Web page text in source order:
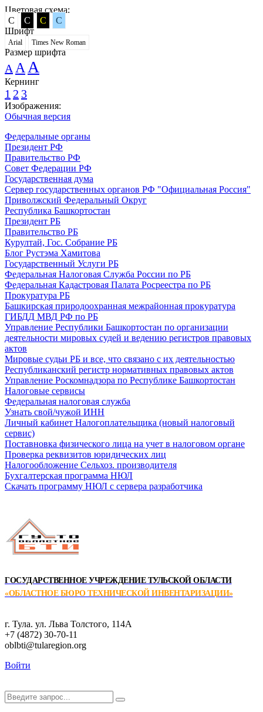
Цветовая схема:
C
C C
C
Шрифт
Arial Times New Roman
Размер шрифта
A A A
Кернинг
1 2 3
Изображения:
Обычная версия
Федеральные органы
Президент РФ
Правительство РФ
Совет Федерации РФ
Государственная дума
Сервер государственных органов РФ "Официальная Россия"
Приволжский Федеральный Округ
Республика Башкортостан
Президент РБ
Правительство РБ
Курултай, Гос. Собрание РБ
Блог Рустэма Хамитова
Государственный Услуги РБ
Федеральная Налоговая Служба России по РБ
Федеральная Кадастровая Палата Росреестра по РБ
Прокуратура РБ
Башкирская природоохранная межрайонная прокуратура
ГИБДД МВД РФ по РБ
Управление Республики Башкортостан по организации
деятельности мировых судей и ведению регистров правовых
актов
Мировые судьи РБ и все, что связано с их деятельностью
Республиканский регистр нормативных правовых актов
Управление Роскомнадзора по Республике Башкортостан
Налоговые сервисы
Федеральная налоговая служба
Узнать свой/чужой ИНН
Личный кабинет Налогоплательщика (новый налоговый
сервис)
Поставновка физического лица на учет в налоговом органе
Проверка реквизитов юридических лиц
Налогообложение Сельхоз. производителя
Бухгалтерская программа НЮЛ
Скачать программу НЮЛ с сервера разработчика
ГОСУДАРСТВЕННОЕ УЧРЕЖДЕНИЕ ТУЛЬСКОЙ ОБЛАСТИ
«ОБЛАСТНОЕ БЮРО ТЕХНИЧЕСКОЙ ИНВЕНТАРИЗАЦИИ»
г. Тула. ул. Льва Толстого, 114А
+7 (4872) 30-70-11
oblbti@tularegion.org
Войти